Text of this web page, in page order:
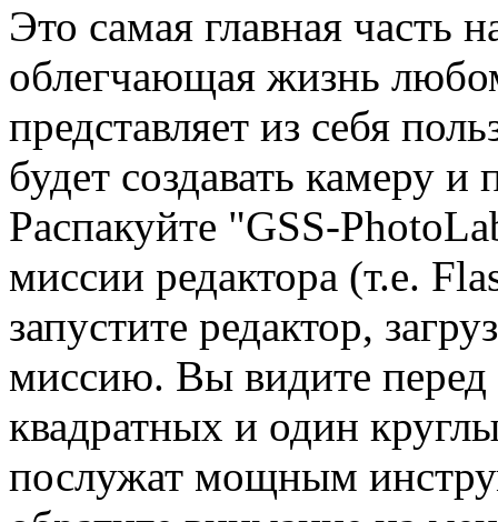
Это самая главная часть
облегчающая жизнь
представляет из себя
будет создавать камеру
Распакуйте "GSS-
миссии редактора (т.е.
запустите редактор,
миссию. Вы видите перед
квадратных и один
послужат мощным